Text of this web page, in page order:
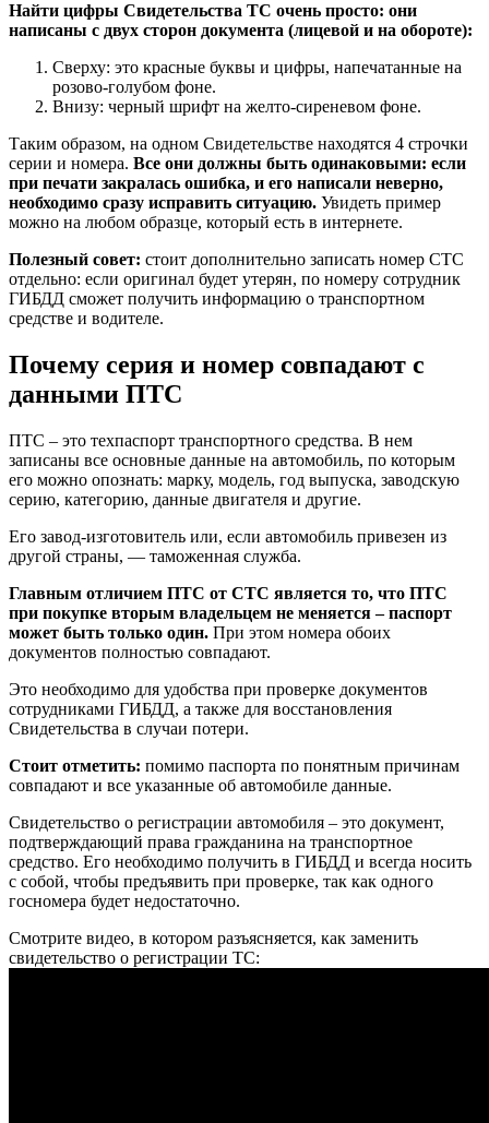
Найти цифры Свидетельства ТС очень просто: они
написаны с двух сторон документа (лицевой и на обороте):
Сверху: это красные буквы и цифры, напечатанные на
розово-голубом фоне.
Внизу: черный шрифт на желто-сиреневом фоне.
Таким образом, на одном Свидетельстве находятся 4 строчки
серии и номера. Все они должны быть одинаковыми: если
при печати закралась ошибка, и его написали неверно,
необходимо сразу исправить ситуацию. Увидеть пример
можно на любом образце, который есть в интернете.
Полезный совет: стоит дополнительно записать номер СТС
отдельно: если оригинал будет утерян, по номеру сотрудник
ГИБДД сможет получить информацию о транспортном
средстве и водителе.
Почему серия и номер совпадают с
данными ПТС
ПТС – это техпаспорт транспортного средства. В нем
записаны все основные данные на автомобиль, по которым
его можно опознать: марку, модель, год выпуска, заводскую
серию, категорию, данные двигателя и другие.
Его завод-изготовитель или, если автомобиль привезен из
другой страны, — таможенная служба.
Главным отличием ПТС от СТС является то, что ПТС
при покупке вторым владельцем не меняется – паспорт
может быть только один. При этом номера обоих
документов полностью совпадают.
Это необходимо для удобства при проверке документов
сотрудниками ГИБДД, а также для восстановления
Свидетельства в случаи потери.
Стоит отметить: помимо паспорта по понятным причинам
совпадают и все указанные об автомобиле данные.
Свидетельство о регистрации автомобиля – это документ,
подтверждающий права гражданина на транспортное
средство. Его необходимо получить в ГИБДД и всегда носить
с собой, чтобы предъявить при проверке, так как одного
госномера будет недостаточно.
Смотрите видео, в котором разъясняется, как заменить
свидетельство о регистрации ТС: